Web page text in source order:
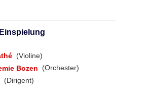
(Violine)
Bozen
(Orchester)
(Dirigent)